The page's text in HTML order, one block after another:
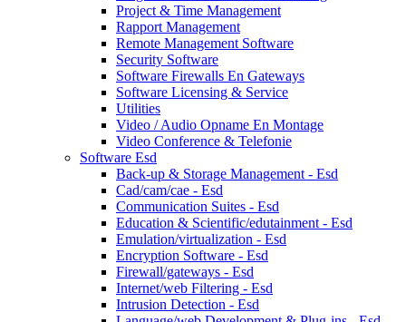
Project & Time Management
Rapport Management
Remote Management Software
Security Software
Software Firewalls En Gateways
Software Licensing & Service
Utilities
Video / Audio Opname En Montage
Video Conference & Telefonie
Software Esd
Back-up & Storage Management - Esd
Cad/cam/cae - Esd
Communication Suites - Esd
Education & Scientific/edutainment - Esd
Emulation/virtualization - Esd
Encryption Software - Esd
Firewall/gateways - Esd
Internet/web Filtering - Esd
Intrusion Detection - Esd